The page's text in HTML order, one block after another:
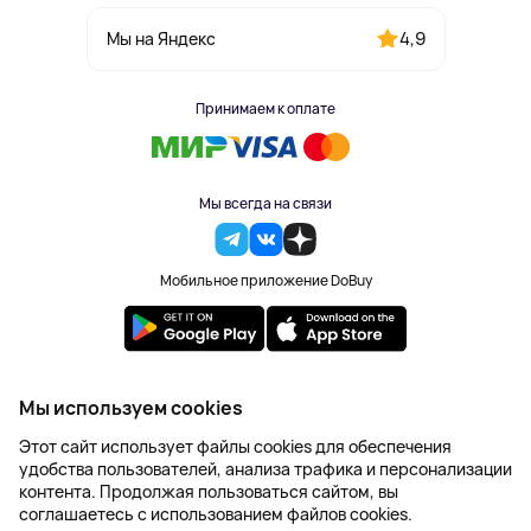
Мы на Яндекс 4,9
Принимаем к оплате
Мы всегда на связи
Мобильное приложение DoBuy
2023-2026 © DoBuy. Все права защищены
Правила обработки персональных данных
Пользовательское соглашение
Оферта
Создание сайта – NetLab
Мы используем cookies
Этот сайт использует файлы cookies для обеспечения
удобства пользователей, анализа трафика и персонализации
контента. Продолжая пользоваться сайтом, вы
соглашаетесь с использованием файлов cookies.